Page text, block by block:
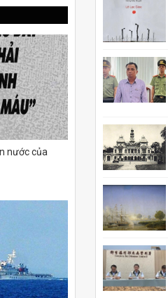
nước của